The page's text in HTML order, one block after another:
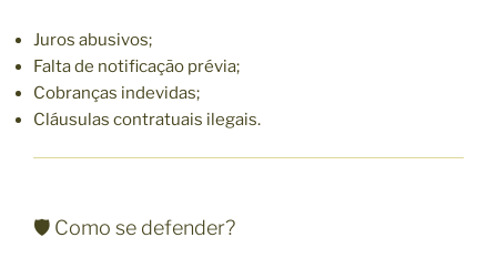
Juros abusivos;
Falta de notificação prévia;
Cobranças indevidas;
Cláusulas contratuais ilegais.
🛡️ Como se defender?